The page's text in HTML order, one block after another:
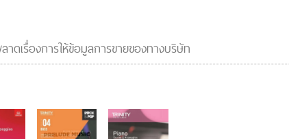
เรื่องการให้ข้อมูลการขายของทางบริษัท